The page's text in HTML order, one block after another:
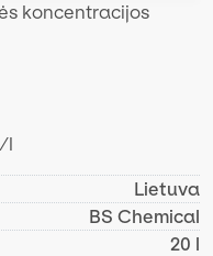
koncentracijos
l
Lietuva
BS Chemical
20 l